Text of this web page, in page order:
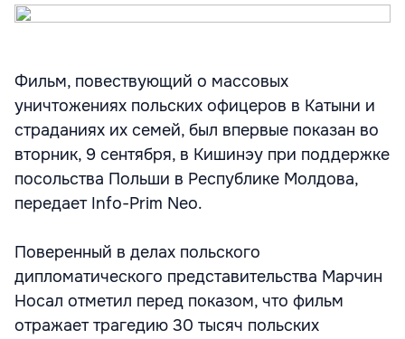
Фильм, повествующий о массовых
уничтожениях польских офицеров в Катыни и
страданиях их семей, был впервые показан во
вторник, 9 сентября, в Кишинэу при поддержке
посольства Польши в Республике Молдова,
передает Info-Prim Neo.
Поверенный в делах польского
дипломатического представительства Марчин
Носал отметил перед показом, что фильм
отражает трагедию 30 тысяч польских